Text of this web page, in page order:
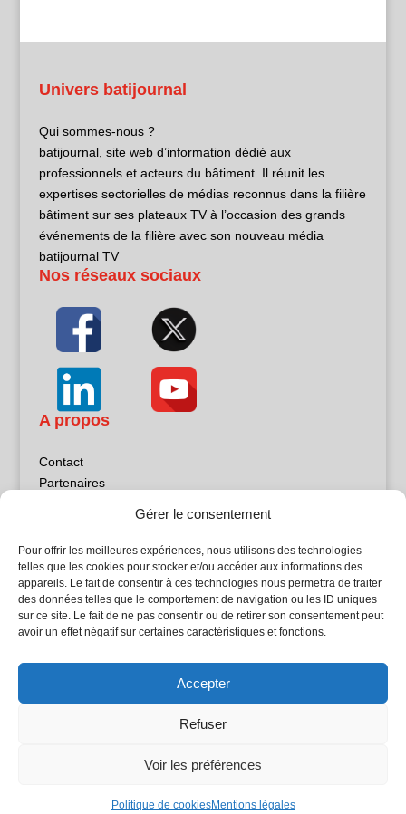
Gérer le consentement
Pour offrir les meilleures expériences, nous utilisons des technologies
telles que les cookies pour stocker et/ou accéder aux informations des
appareils. Le fait de consentir à ces technologies nous permettra de traiter
des données telles que le comportement de navigation ou les ID uniques
sur ce site. Le fait de ne pas consentir ou de retirer son consentement peut
avoir un effet négatif sur certaines caractéristiques et fonctions.
Accepter
Refuser
Voir les préférences
Politique de cookiesMentions légales
Univers batijournal
Qui sommes-nous ?
batijournal, site web d’information dédié aux
professionnels et acteurs du bâtiment. Il réunit les
expertises sectorielles de médias reconnus dans la filière
bâtiment sur ses plateaux TV à l’occasion des grands
événements de la filière avec son nouveau média
batijournal TV
Nos réseaux sociaux
A propos
Contact
Partenaires
Politique de confidentialité
Sites partenaires
5Façades
Atrium Patrimoine
L'Atelier Bois
© Batijournal 2024